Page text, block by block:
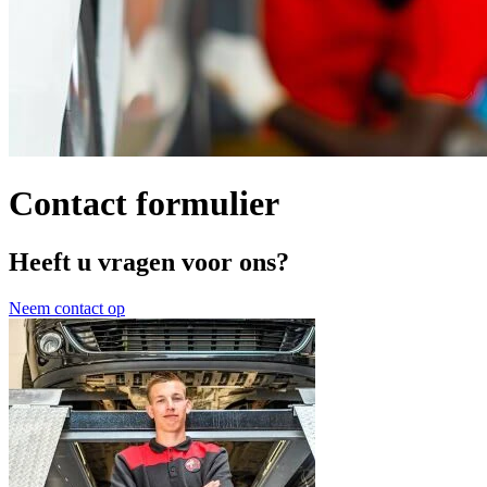
Contact formulier
Heeft u vragen voor ons?
Neem contact op